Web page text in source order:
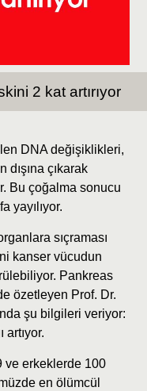
2 kat artırıyor
DNA değişiklikleri,
çıkarak
Bu çoğalma sonucu
yayılıyor.
sıçraması
kanser vücudun
Pankreas
özetleyen Prof. Dr.
şu bilgileri veriyor:
artıyor.
ve erkeklerde 100
en ölümcül